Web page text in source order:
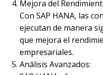
Mejora del
Con SAP HANA, las
ejecutan de manera
que mejora el
empresariales.
Análisis Avanzados: